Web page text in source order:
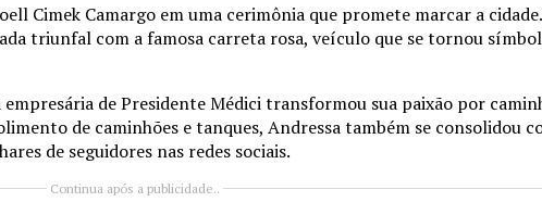
Cimek Camargo em uma cerimônia que promete marcar a
triunfal com a famosa carreta rosa, veículo que se tornou
de Presidente Médici transformou sua paixão por
de caminhões e tanques, Andressa também se consolidou
de seguidores nas redes sociais.
Continua após a publicidade..